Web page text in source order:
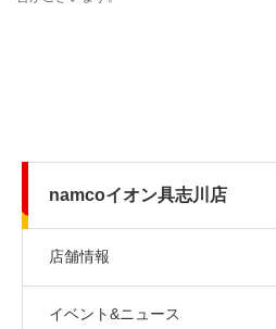
namcoイオン具志川店
店舗情報
イベント&ニュース